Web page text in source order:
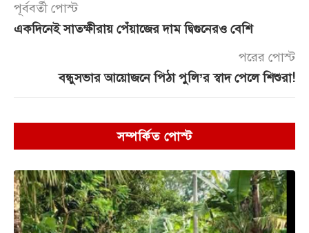
পূর্ববর্তী পোস্ট
একদিনেই সাতক্ষীরায় পেঁয়াজের দাম দ্বিগুনেরও বেশি
পরের পোস্ট
বন্ধুসভার আয়োজনে পিঠা পুলি’র স্বাদ পেলে শিশুরা!
সম্পর্কিত পোস্ট